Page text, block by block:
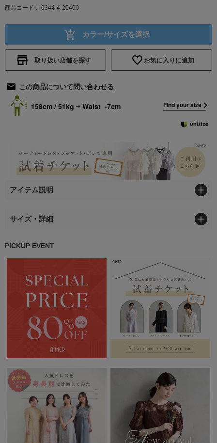
商品コード 0344-4-20400
カラー/サイズを選択
取り扱い店舗を探す お気に入りに追加
この商品について問い合わせる
158cm / 51kg Waist -7cm Find your size
アイテム説明
サイズ・詳細
PICKUP EVENT